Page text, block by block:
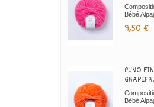
Bébé
9,50 €
PUNO
Bébé